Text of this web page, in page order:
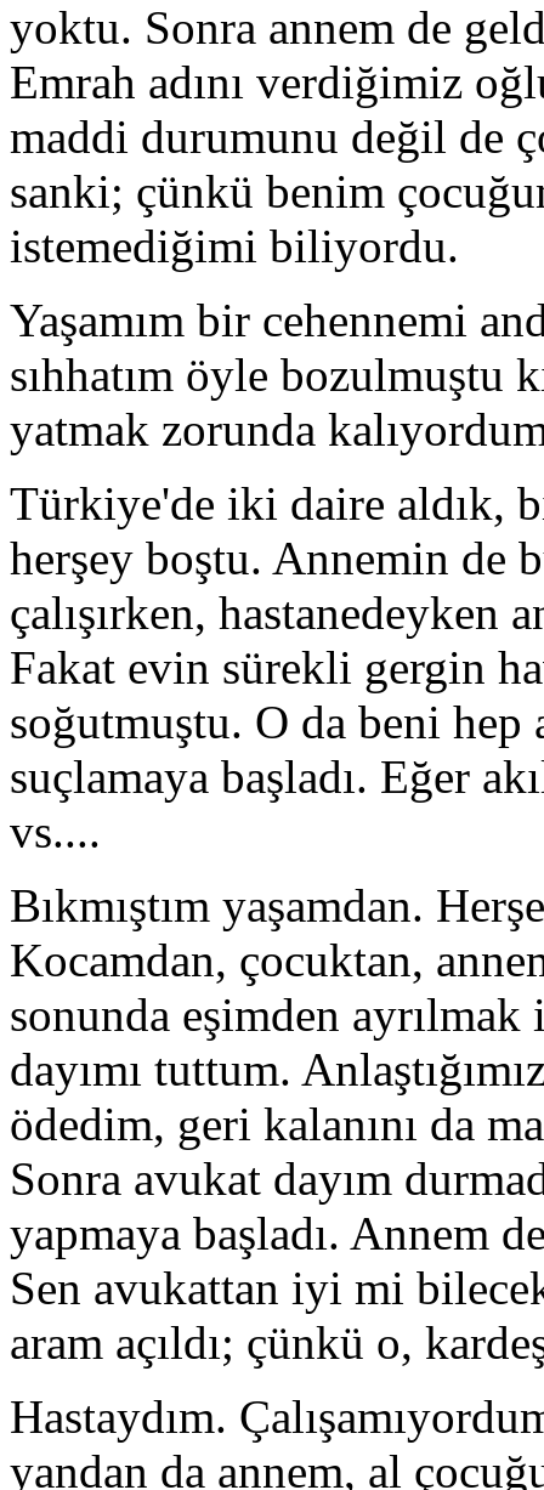
yoktu. Sonra annem de
Emrah adını verdiğimiz
maddi durumunu değil de
sanki; çünkü benim
istemediğimi biliyordu.
Yaşamım bir cehennemi
sıhhatım öyle bozulmuştu
yatmak zorunda
Türkiye'de iki daire aldık,
herşey boştu. Annemin de
çalışırken, hastanedeyken
Fakat evin sürekli gergin
soğutmuştu. O da beni hep
suçlamaya başladı. Eğer
vs....
Bıkmıştım yaşamdan.
Kocamdan, çocuktan,
sonunda eşimden
dayımı tuttum.
ödedim, geri kalanını da
Sonra avukat dayım
yapmaya başladı. Annem
Sen avukattan iyi mi
aram açıldı; çünkü o,
Hastaydım.
yandan da annem, al